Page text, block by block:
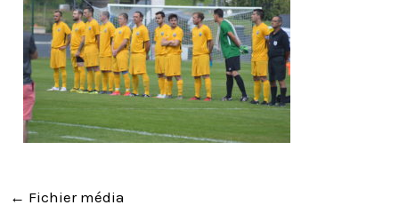
← Fichier média